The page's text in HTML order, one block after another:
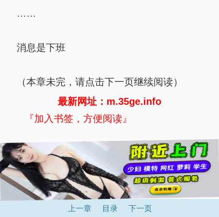
……
消息是下班
（本章未完，请点击下一页继续阅读）
最新网址：m.35ge.info
『加入书签，方便阅读』
上一章 目录 下一页